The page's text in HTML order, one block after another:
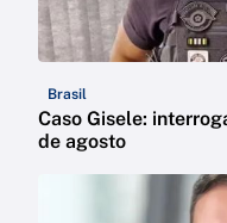
Brasil
Caso Gisele:
de agosto